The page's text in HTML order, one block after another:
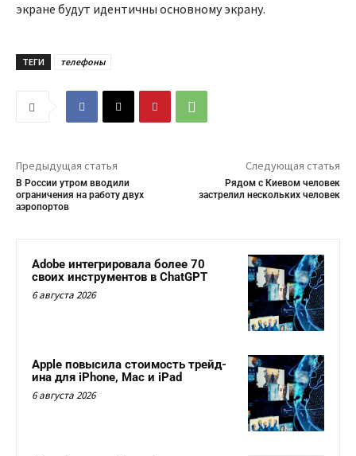
экране будут идентичны основному экрану.
ТЕГИ телефоны
Предыдущая статья
В России утром вводили
ограничения на работу двух
аэропортов
Следующая статья
Рядом с Киевом человек
застрелил нескольких человек
Adobe интегрировала более 70
своих инструментов в ChatGPT
6 августа 2026
Apple повысила стоимость трейд-
ина для iPhone, Mac и iPad
6 августа 2026